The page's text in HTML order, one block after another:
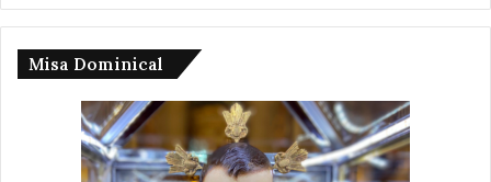
Misa Dominical